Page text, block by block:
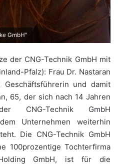
GmbH"
der CNG-Technik GmbH mit
Pfalz): Frau Dr. Nastaran
und damit
65, der sich nach 14 Jahren
CNG-Technik GmbH
Unternehmen weiterhin
Die CNG-Technik GmbH
100prozentige Tochterfirma
GmbH, ist für die